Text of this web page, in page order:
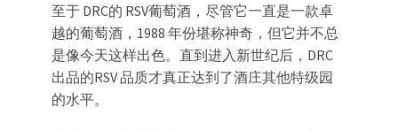
至于 DRC的 RSV葡萄酒，尽管它一直是一款卓
越的葡萄酒，1988 年份堪称神奇，但它并不总
是像今天这样出色。直到进入新世纪后，DRC
出品的RSV 品质才真正达到了酒庄其他特级园
的水平。